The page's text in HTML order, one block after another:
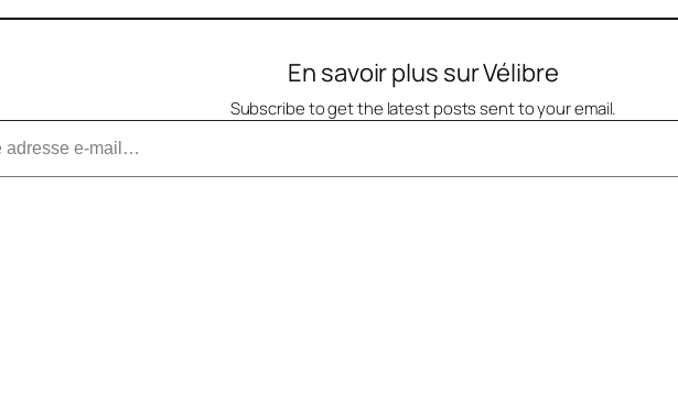
En savoir plus sur Vélibre
Subscribe to get the latest posts sent to your email.